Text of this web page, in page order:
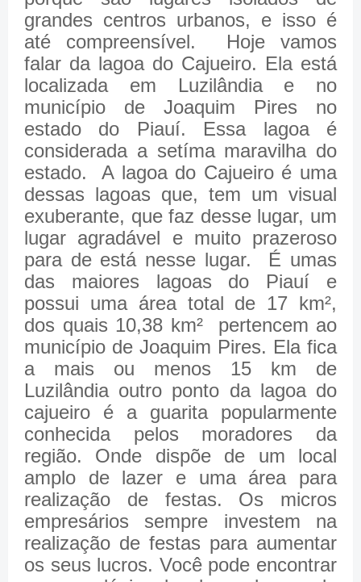
grandes centros urbanos, e isso é
até compreensível. Hoje vamos
falar da lagoa do Cajueiro. Ela está
localizada em Luzilândia e no
município de Joaquim Pires no
estado do Piauí. Essa lagoa é
considerada a setíma maravilha do
estado. A lagoa do Cajueiro é uma
dessas lagoas que, tem um visual
exuberante, que faz desse lugar, um
lugar agradável e muito prazeroso
para de está nesse lugar. É umas
das maiores lagoas do Piauí e
possui uma área total de 17 km²,
dos quais 10,38 km² pertencem ao
município de Joaquim Pires. Ela fica
a mais ou menos 15 km de
Luzilândia outro ponto da lagoa do
cajueiro é a guarita popularmente
conhecida pelos moradores da
região. Onde dispõe de um local
amplo de lazer e uma área para
realização de festas. Os micros
empresários sempre investem na
realização de festas para aumentar
os seus lucros. Você pode encontrar